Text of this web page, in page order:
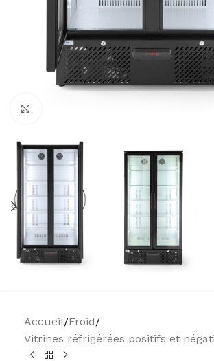
Accueil/Froid/
Vitrines réfrigérées positifs et